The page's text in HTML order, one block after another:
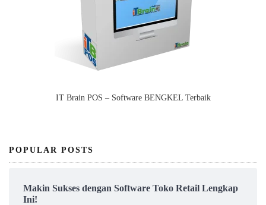
IT Brain POS – Software BENGKEL Terbaik
POPULAR POSTS
Makin Sukses dengan Software Toko Retail Lengkap
Ini!